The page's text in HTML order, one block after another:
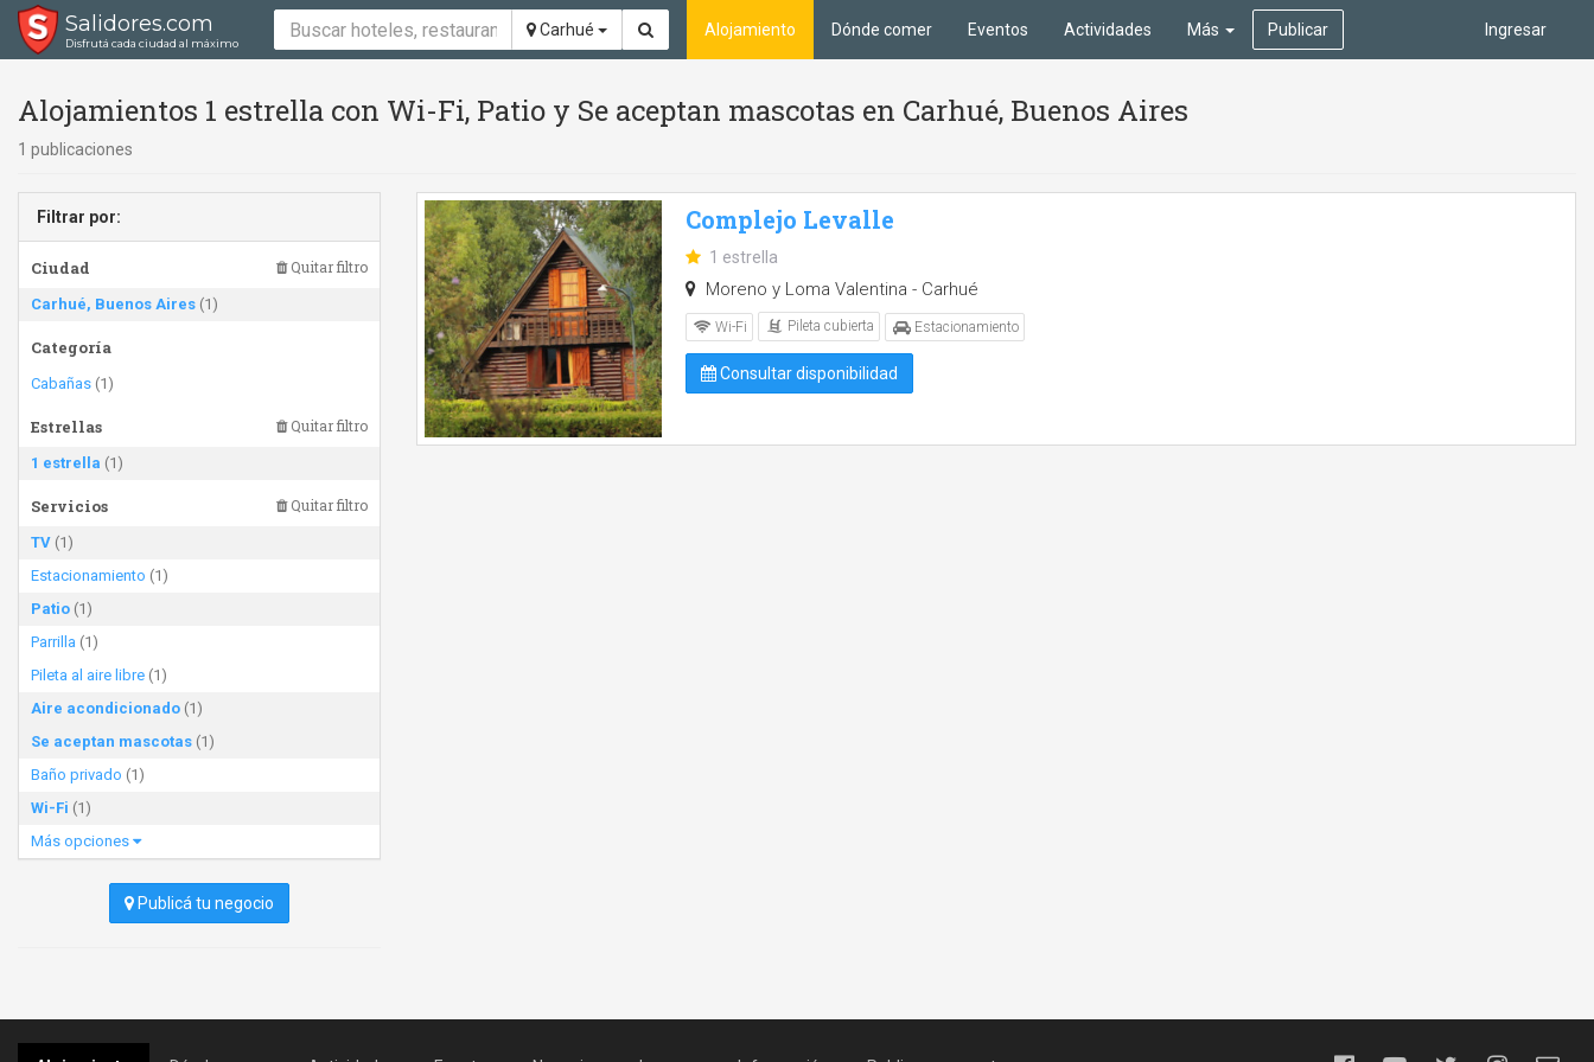
Salidores.com
Disfrutá cada ciudad al máximo
Carhué Ingresar
Alojamiento Dónde comer Eventos Actividades Más Publicar
Alojamientos 1 estrella con Wi-Fi, Patio y Se aceptan mascotas en Carhué, Buenos Aires
1 publicaciones
Filtrar por:
Ciudad Quitar filtro
Carhué, Buenos Aires (1)
Categoría
Cabañas (1)
Estrellas Quitar filtro
1 estrella (1)
Servicios Quitar filtro
TV (1)
Estacionamiento (1)
Patio (1)
Parrilla (1)
Pileta al aire libre (1)
Aire acondicionado (1)
Se aceptan mascotas (1)
Baño privado (1)
Wi-Fi (1)
Más opciones
Publicá tu negocio
Complejo Levalle
1 estrella
Moreno y Loma Valentina - Carhué
Wi-Fi Pileta cubierta Estacionamiento
Consultar disponibilidad